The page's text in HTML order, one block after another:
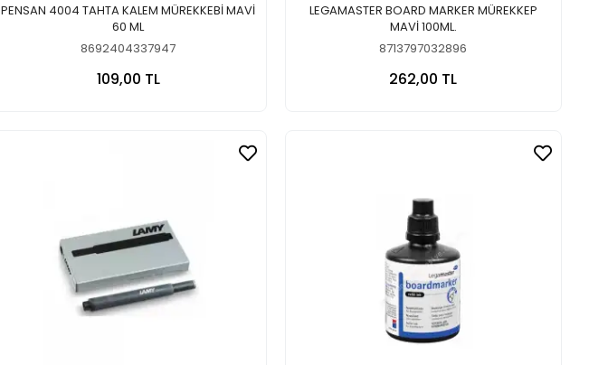
PENSAN 4004 TAHTA KALEM MÜREKKEBİ MAVİ
60 ML
8692404337947
109,00 TL
LEGAMASTER BOARD MARKER MÜREKKEP
MAVİ 100ML.
8713797032896
262,00 TL